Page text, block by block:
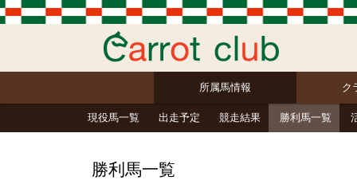
所属馬情報 ク
現役馬一覧 出走予定 競走結果 勝利馬一覧
勝利馬一覧